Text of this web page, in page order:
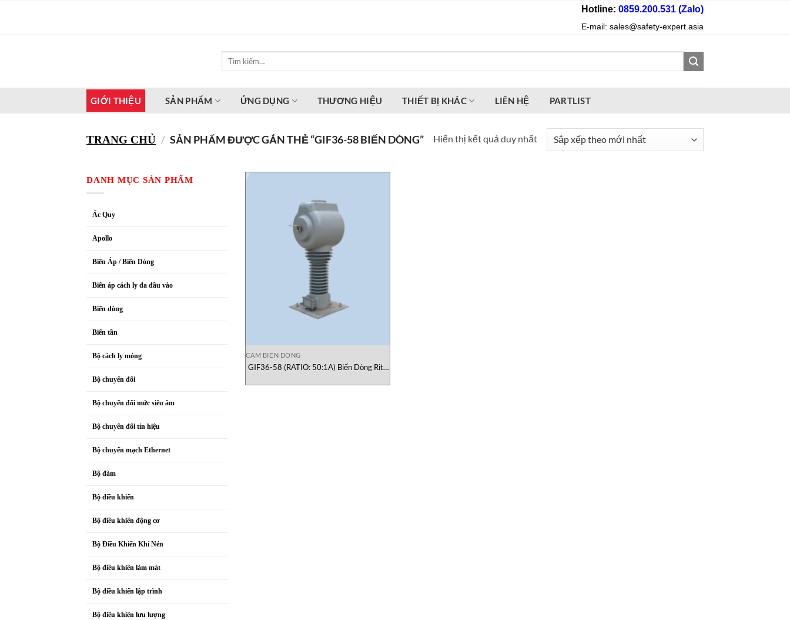
Hotline: 0859.200.531 (Zalo)
E-mail: sales@safety-expert.asia
GIỚI THIỆU SẢN PHẨM ỨNG DỤNG THƯƠNG HIỆU THIẾT BỊ KHÁC LIÊN HỆ PARTLIST
TRANG CHỦ / SẢN PHẨM ĐƯỢC GẮN THẺ “GIF36-58 BIẾN DÒNG” Hiển thị kết quả duy nhất
DANH MỤC SẢN PHẨM
Ác Quy
Apollo
Biến Áp / Biến Dòng
Biến áp cách ly đa đầu vào
Biến dòng
Biến tần
Bộ cách ly mỏng
Bộ chuyển đổi
Bộ chuyển đổi mức siêu âm
Bộ chuyển đổi tín hiệu
Bộ chuyển mạch Ethernet
Bộ đàm
Bộ điều khiển
Bộ điều khiển động cơ
Bộ Điều Khiển Khí Nén
Bộ điều khiển làm mát
Bộ điều khiển lập trình
Bộ điều khiển lưu lượng
CẢM BIẾN DÒNG
GIF36-58 (RATIO: 50:1A) Biến Dòng Ritz